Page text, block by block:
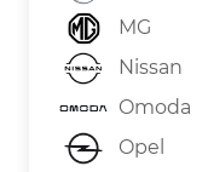
MG
Nissan
Omoda
Opel